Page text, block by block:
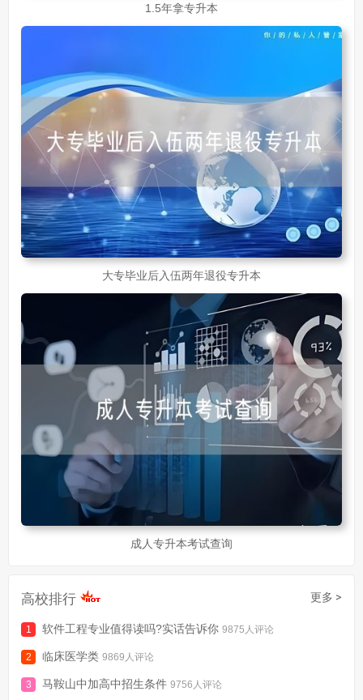
1.5年拿专升本
大专毕业后入伍两年退役专升本
成人专升本考试查询
高校排行 更多 >
软件工程专业值得读吗?实话告诉你 9875人评论
临床医学类 9869人评论
马鞍山中加高中招生条件 9756人评论